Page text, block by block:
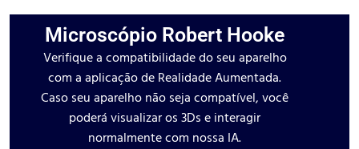
Microscópio Robert Hooke
Verifique a compatibilidade do seu aparelho
com a aplicação de Realidade Aumentada.
Caso seu aparelho não seja compatível, você
poderá visualizar os 3Ds e interagir
normalmente com nossa IA.